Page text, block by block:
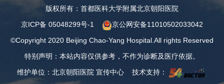
版权所有：首都医科大学附属北京朝阳医院
京ICP备 05048299号-1
京公网安备11010502033042
©Copyright 2020 Beijing Chao-Yang Hospital.All rights Reserved
特别声明：本站内容仅供参考，不作为诊断及医疗依据。
维护单位：北京朝阳医院 宣传中心 技术支持：